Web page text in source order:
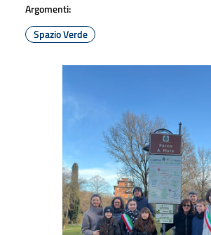
Argomenti:
Spazio Verde